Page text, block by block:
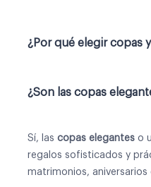
¿Por qué elegir copas
¿Son las copas
Sí, las copas elegantes o
regalos sofisticados y
matrimonios, aniversarios